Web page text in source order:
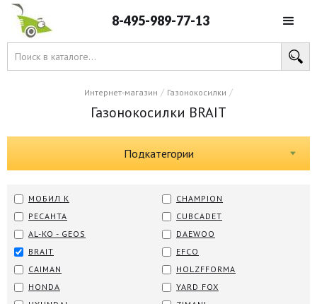
8-495-989-77-13
Интернет-магазин / Газонокосилки /
Газонокосилки BRAIT
Подкатегории
МОБИЛ К
РЕСАНТА
AL-KO - GEOS
BRAIT
CAIMAN
CHAMPION
CUBCADET
DAEWOO
EFCO
HOLZFFORMA
HONDA
YARD FOX